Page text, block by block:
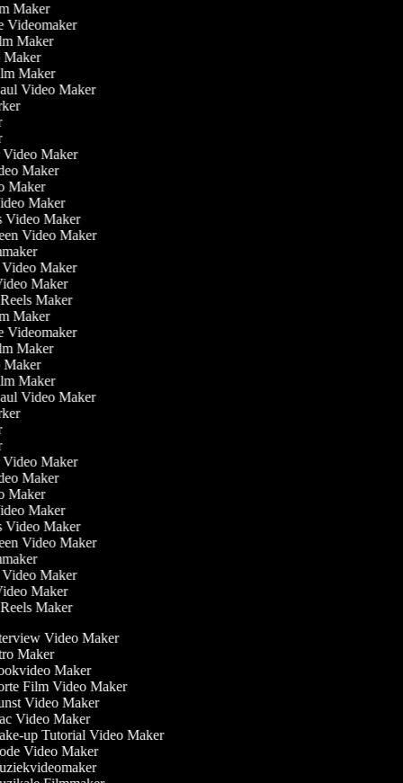
Maker
Videomaker
Maker
Maker
Maker
Video Maker
Video Maker
Maker
Maker
Maker
Video Maker
Video Maker
Video Maker
Maker
Reels Maker
Maker
Videomaker
Maker
Maker
Maker
Video Maker
Video Maker
Maker
Maker
Maker
Video Maker
Video Maker
Video Maker
Maker
Reels Maker
Video Maker
Maker
Maker
Film Video Maker
Video Maker
Video Maker
up Tutorial Video Maker
Video Maker